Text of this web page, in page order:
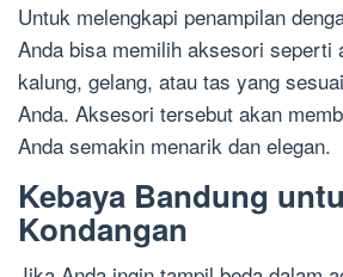
Untuk melengkapi penampilan
Anda bisa memilih aksesori seperti
kalung, gelang, atau tas yang
Anda. Aksesori tersebut akan
Anda semakin menarik dan elegan.
Kebaya Bandung
Kondangan